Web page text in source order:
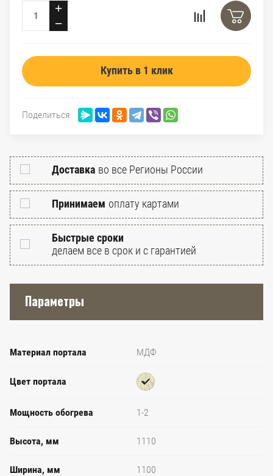
−
+
Купить в 1 клик
Поделиться
Доставка во все Регионы России
Принимаем оплату картами
Быстрые сроки
делаем все в срок и с гарантией
Параметры
Материал портала МДФ
Цвет портала
Мощность обогрева 1-2
Высота, мм 1110
Ширина, мм 1100